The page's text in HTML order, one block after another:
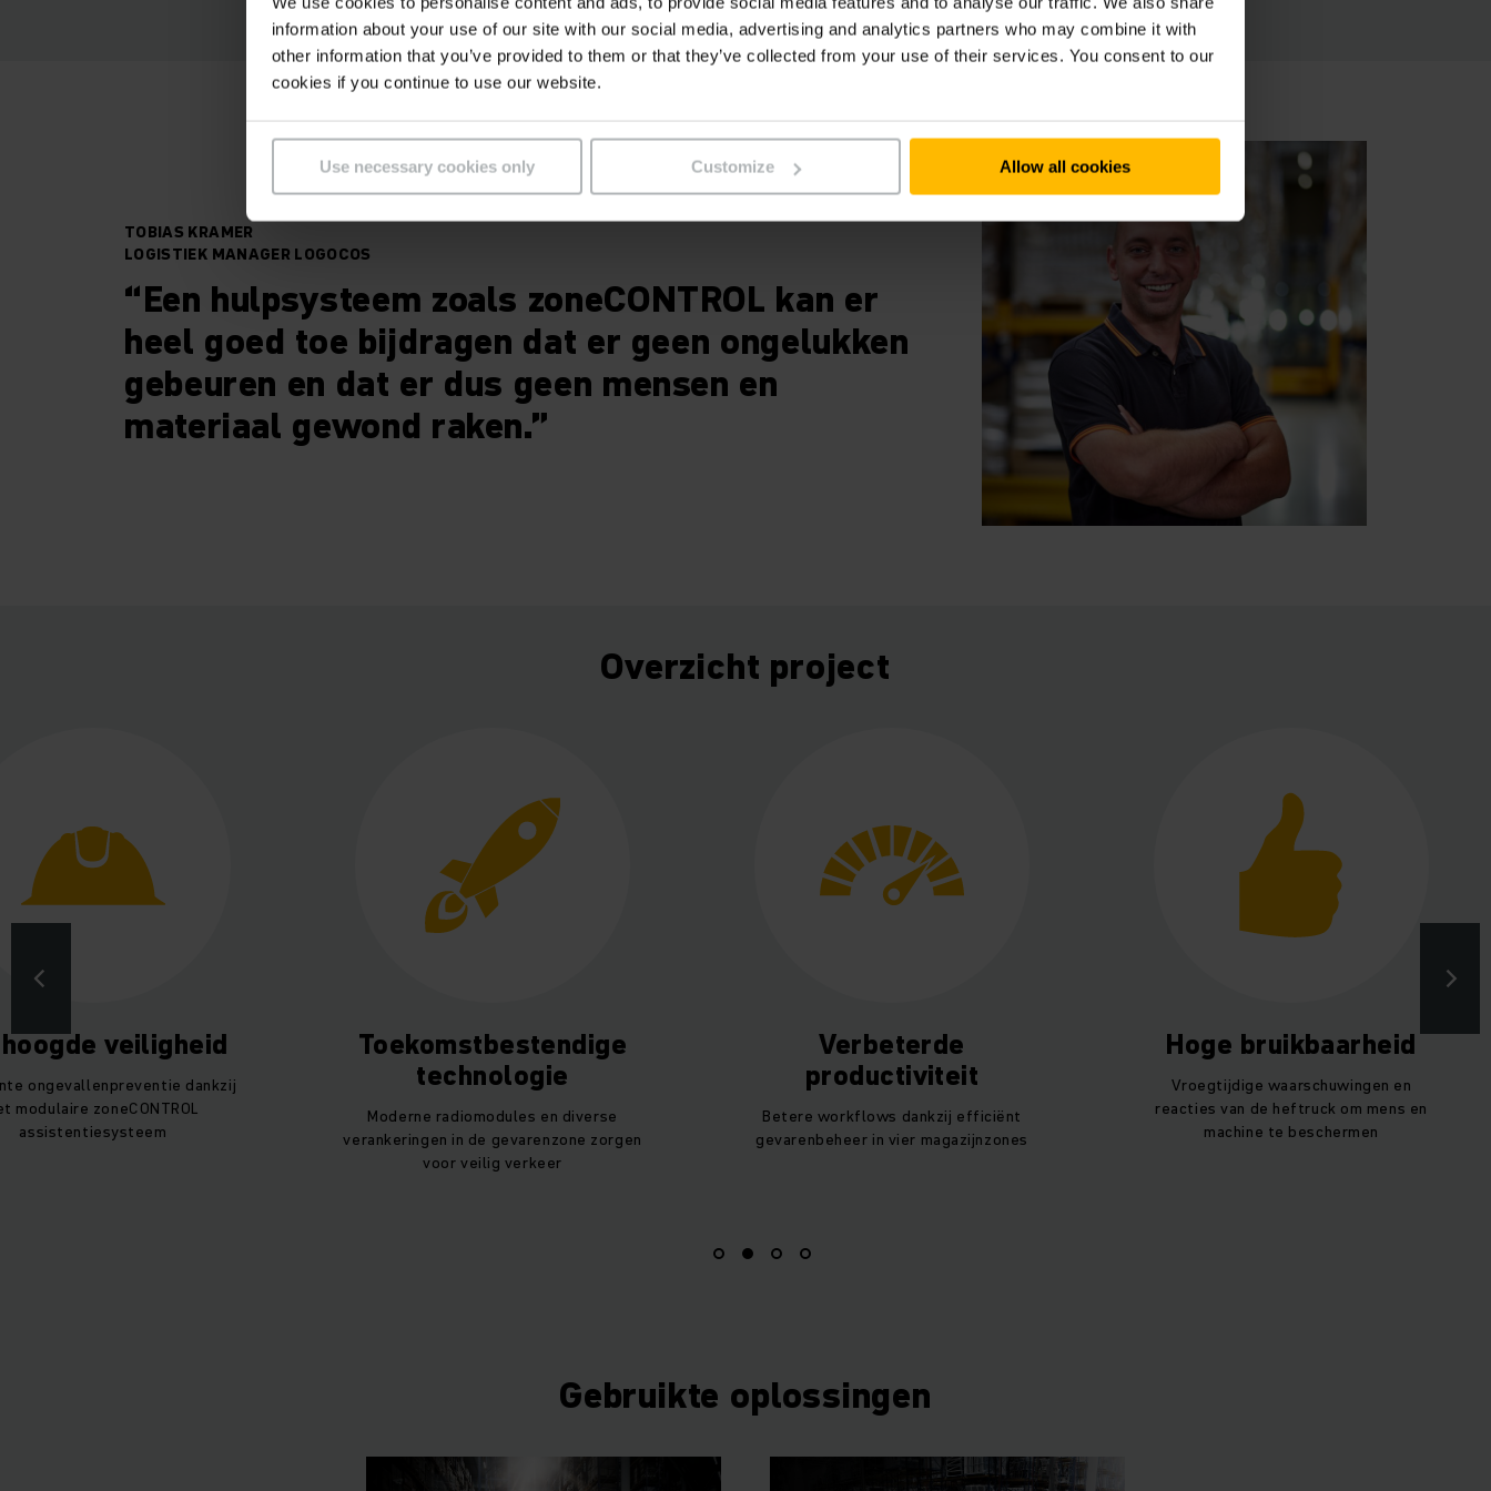
information about your use of our site with our social media, advertising and analytics partners who may combine it with
other information that you’ve provided to them or that they’ve collected from your use of their services. You consent to our
cookies if you continue to use our website.
Use necessary cookies only Customize Allow all cookies
TOBIAS KRAMER
LOGISTIEK MANAGER LOGOCOS
“Een hulpsysteem zoals zoneCONTROL kan er
heel goed toe bijdragen dat er geen ongelukken
gebeuren en dat er dus geen mensen en
materiaal gewond raken.”
Overzicht project
veiligheid
ongevallenpreventie dankzij
modulaire zoneCONTROL
assistentiesysteem
Toekomstbestendige
technologie
Moderne radiomodules en diverse
verankeringen in de gevarenzone zorgen
voor veilig verkeer
Verbeterde
productiviteit
Betere workflows dankzij efficiënt
gevarenbeheer in vier magazijnzones
Hoge bruikbaarheid
Vroegtijdige waarschuwingen en
reacties van de heftruck om mens en
machine te beschermen
Gebruikte oplossingen